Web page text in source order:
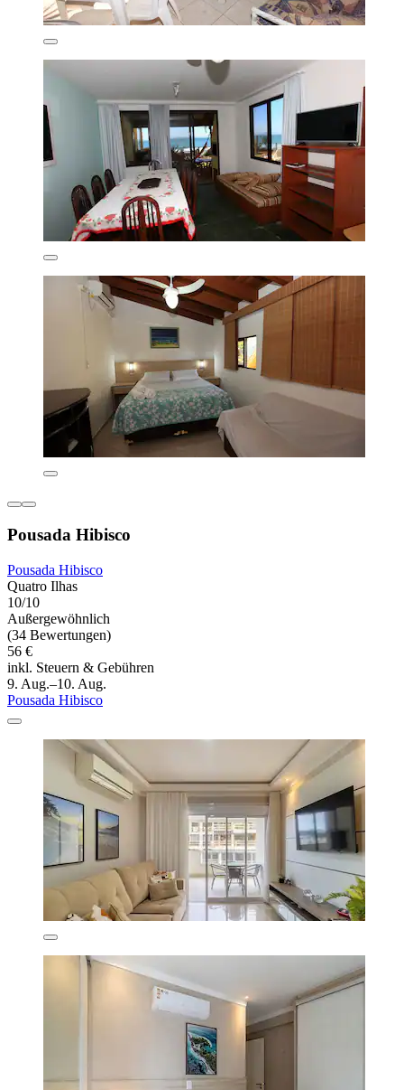
Pousada Hibisco
Pousada Hibisco
Quatro Ilhas
10/10
Außergewöhnlich
(34 Bewertungen)
56 €
inkl. Steuern & Gebühren
9. Aug.–10. Aug.
Pousada Hibisco